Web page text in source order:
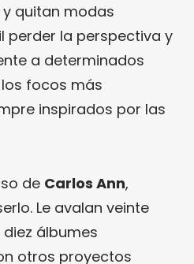
quitan modas
perder la perspectiva y
a determinados
focos más
inspirados por las
de Carlos Ann,
Le avalan veinte
álbumes
otros proyectos